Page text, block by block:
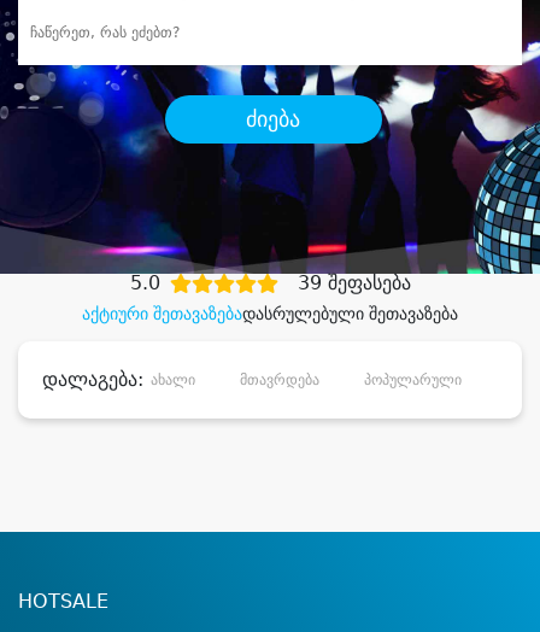
ძიება
შეიძინე
სასურველი მომსახურება
დიდი დანაზოგით
აქტიური შეთავაზებადასრულებული შეთავაზება
5.0 39 შეფასება
დალაგება: ახალი მთავრდება პოპულარული
HOTSALE